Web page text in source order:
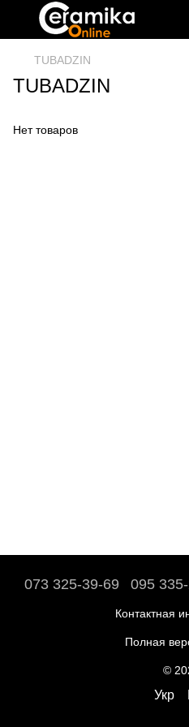
TUBADZIN
TUBADZIN
Нет товаров
073 325-39-69 095
Контактная
Полная
©
Укр